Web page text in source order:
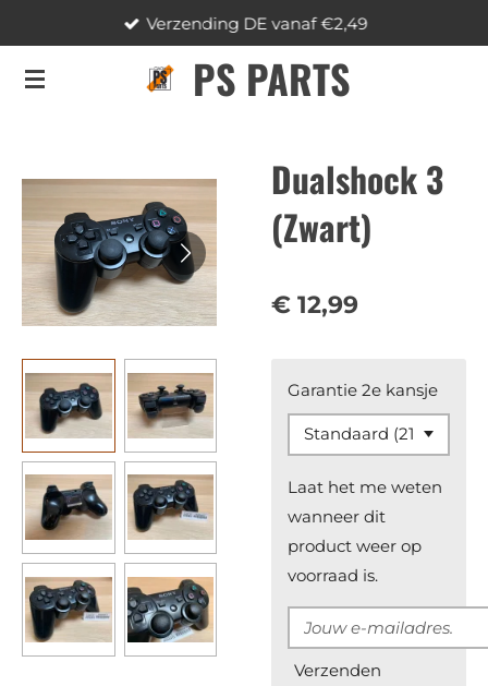
naar
PS PARTS
Verzending DE vanaf €2,49
Dualshock 3
(Zwart)
€ 12,99
Garantie 2e kansje
Laat het me weten
wanneer dit
product weer op
voorraad is.
Verzenden